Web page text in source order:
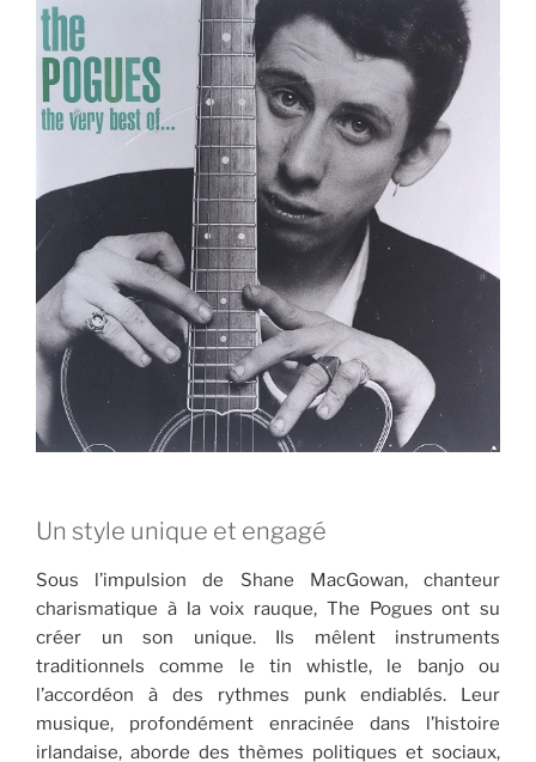
Un style unique et engagé
Sous l’impulsion de Shane MacGowan, chanteur
charismatique à la voix rauque, The Pogues ont su
créer un son unique. Ils mêlent instruments
traditionnels comme le tin whistle, le banjo ou
l’accordéon à des rythmes punk endiablés. Leur
musique, profondément enracinée dans l’histoire
irlandaise, aborde des thèmes politiques et sociaux,